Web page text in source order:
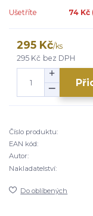
Ušetříte 74 Kč
295 Kč/ks
295 Kč bez DPH
Číslo produktu:
EAN kód:
Autor:
Nakladatelství:
Do oblíbených